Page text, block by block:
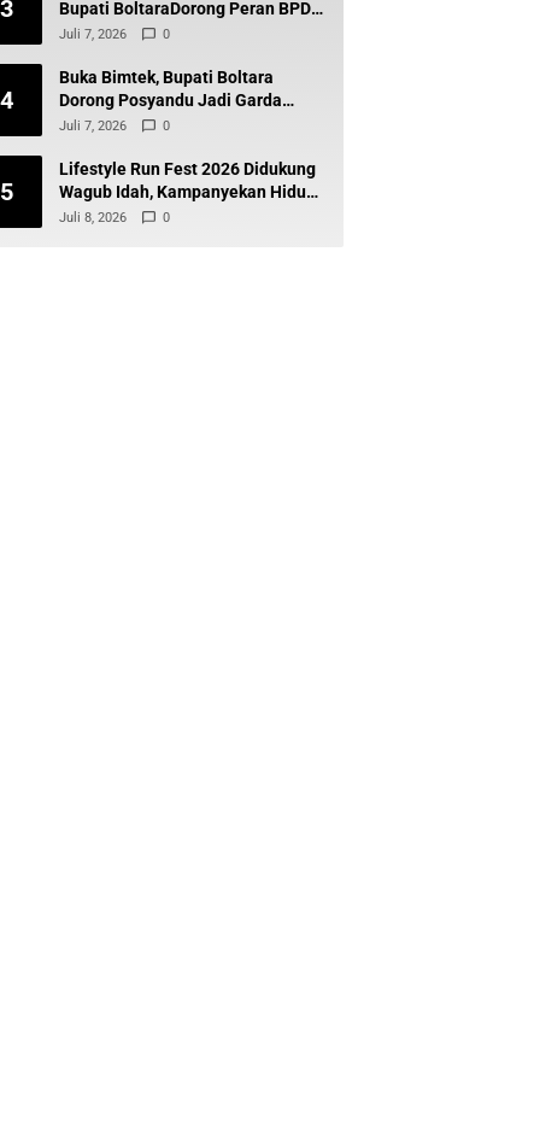
3
Bupati BoltaraDorong Peran BPD
Wujudkan Desa Maju dan
Juli 7, 2026 0
4
Buka Bimtek, Bupati Boltara
Dorong Posyandu Jadi Garda
Terdepan Layanan Kesehatan
Juli 7, 2026 0
5
Lifestyle Run Fest 2026 Didukung
Wagub Idah, Kampanyekan Hidup
Sehat dan Cegah Diabetes
Juli 8, 2026 0